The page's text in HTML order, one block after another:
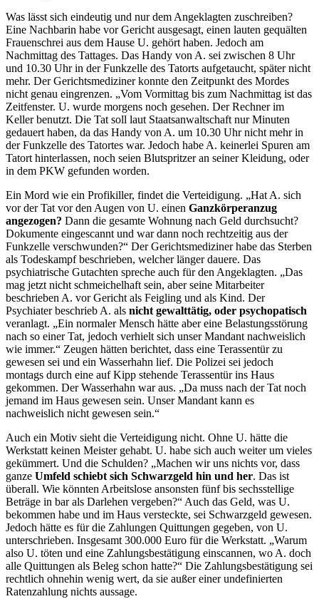
Was lässt sich eindeutig und nur dem Angeklagten zuschreiben?
Eine Nachbarin habe vor Gericht ausgesagt, einen lauten gequälten
Frauenschrei aus dem Hause U. gehört haben. Jedoch am
Nachmittag des Tattages. Das Handy von A. sei zwischen 8 Uhr
und 10.30 Uhr in der Funkzelle des Tatorts aufgetaucht, später nicht
mehr. Der Gerichtsmediziner konnte den Zeitpunkt des Mordes
nicht genau eingrenzen. „Vom Vormittag bis zum Nachmittag ist das
Zeitfenster. U. wurde morgens noch gesehen. Der Rechner im
Keller benutzt. Die Tat soll laut Staatsanwaltschaft nur Minuten
gedauert haben, da das Handy von A. um 10.30 Uhr nicht mehr in
der Funkzelle des Tatortes war. Jedoch habe A. keinerlei Spuren am
Tatort hinterlassen, noch seien Blutspritzer an seiner Kleidung, oder
in dem PKW gefunden worden.
Ein Mord wie ein Profikiller, findet die Verteidigung. „Hat A. sich
vor der Tat vor den Augen von U. einen Ganzkörperanzug
angezogen? Dann die gesamte Wohnung nach Geld durchsucht?
Dokumente eingescannt und war dann noch rechtzeitig aus der
Funkzelle verschwunden?“ Der Gerichtsmediziner habe das Sterben
als Todeskampf beschrieben, welcher länger dauere. Das
psychiatrische Gutachten spreche auch für den Angeklagten. „Das
mag jetzt nicht schmeichelhaft sein, aber seine Mitarbeiter
beschrieben A. vor Gericht als Feigling und als Kind. Der
Psychiater beschrieb A. als nicht gewalttätig, oder psychopatisch
veranlagt. „Ein normaler Mensch hätte aber eine Belastungsstörung
nach so einer Tat, jedoch verhielt sich unser Mandant nachweislich
wie immer.“ Zeugen hätten berichtet, dass eine Terassentür zu
gewesen sei und ein Wasserhahn lief. Die Polizei sei jedoch
montags durch eine auf Kipp stehende Terassentür ins Haus
gekommen. Der Wasserhahn war aus. „Da muss nach der Tat noch
jemand im Haus gewesen sein. Unser Mandant kann es
nachweislich nicht gewesen sein.“
Auch ein Motiv sieht die Verteidigung nicht. Ohne U. hätte die
Werkstatt keinen Meister gehabt. U. habe sich auch weiter um vieles
gekümmert. Und die Schulden? „Machen wir uns nichts vor, dass
ganze Umfeld schiebt sich Schwarzgeld hin und her. Das ist
überall. Wie könnten Arbeitslose ansonsten fünf bis sechsstellige
Beträge in bar als Darlehen vergeben?“ Auch das Geld, was U.
bekommen habe und im Haus versteckte, sei Schwarzgeld gewesen.
Jedoch hätte es für die Zahlungen Quittungen gegeben, von U.
unterschrieben. Insgesamt 300.000 Euro für die Werkstatt. „Warum
also U. töten und eine Zahlungsbestätigung einscannen, wo A. doch
alle Quittungen als Beleg schon hatte?“ Die Zahlungsbestätigung sei
rechtlich ohnehin wenig wert, da sie außer einer undefinierten
Ratenzahlung nichts aussage.